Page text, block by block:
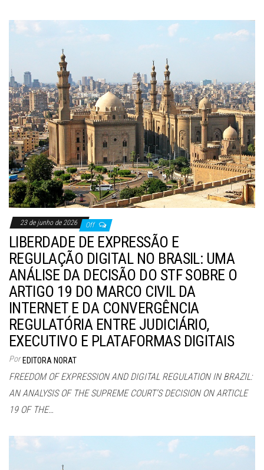
23 de junho de 2026 Off
LIBERDADE DE EXPRESSÃO E
REGULAÇÃO DIGITAL NO BRASIL: UMA
ANÁLISE DA DECISÃO DO STF SOBRE O
ARTIGO 19 DO MARCO CIVIL DA
INTERNET E DA CONVERGÊNCIA
REGULATÓRIA ENTRE JUDICIÁRIO,
EXECUTIVO E PLATAFORMAS DIGITAIS
Por EDITORA NORAT
FREEDOM OF EXPRESSION AND DIGITAL REGULATION IN BRAZIL:
AN ANALYSIS OF THE SUPREME COURT’S DECISION ON ARTICLE
19 OF THE…